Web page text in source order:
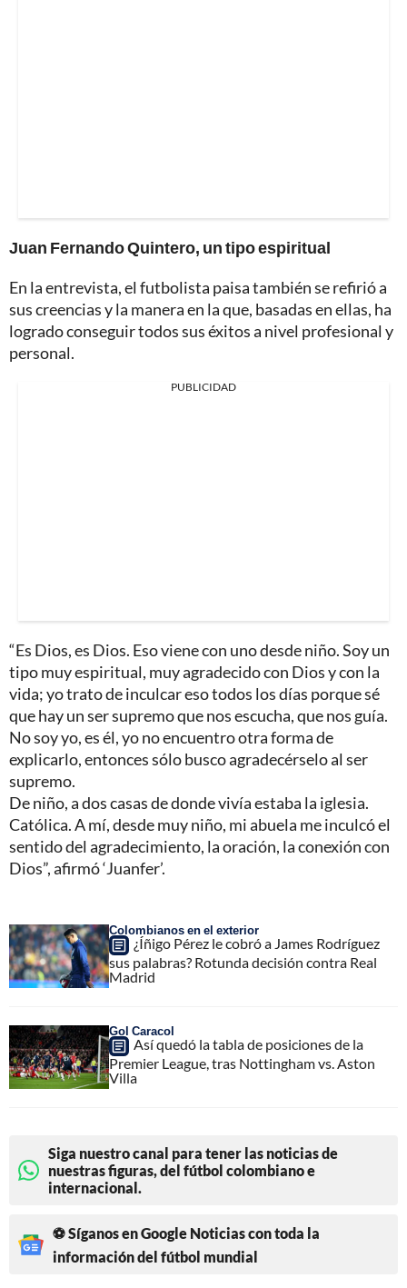
Juan Fernando Quintero, un tipo espiritual
En la entrevista, el futbolista paisa también se refirió a
sus creencias y la manera en la que, basadas en ellas, ha
logrado conseguir todos sus éxitos a nivel profesional y
personal.
PUBLICIDAD
“Es Dios, es Dios. Eso viene con uno desde niño. Soy un
tipo muy espiritual, muy agradecido con Dios y con la
vida; yo trato de inculcar eso todos los días porque sé
que hay un ser supremo que nos escucha, que nos guía.
No soy yo, es él, yo no encuentro otra forma de
explicarlo, entonces sólo busco agradecérselo al ser
supremo.
De niño, a dos casas de donde vivía estaba la iglesia.
Católica. A mí, desde muy niño, mi abuela me inculcó el
sentido del agradecimiento, la oración, la conexión con
Dios”, afirmó ‘Juanfer’.
Colombianos en el exterior
¿Íñigo Pérez le cobró a James Rodríguez
sus palabras? Rotunda decisión contra Real
Madrid
Gol Caracol
Así quedó la tabla de posiciones de la
Premier League, tras Nottingham vs. Aston
Villa
Siga nuestro canal para tener las noticias de
nuestras figuras, del fútbol colombiano e
internacional.
⚽ Síganos en Google Noticias con toda la
información del fútbol mundial